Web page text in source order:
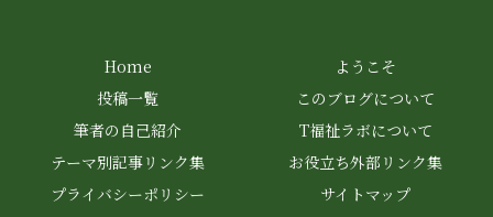
Home
ようこそ
投稿一覧
このブログについて
筆者の自己紹介
T福祉ラボについて
テーマ別記事リンク集
お役立ち外部リンク集
プライバシーポリシー
サイトマップ